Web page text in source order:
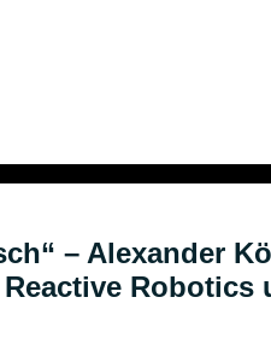
– Alexander
Robotics